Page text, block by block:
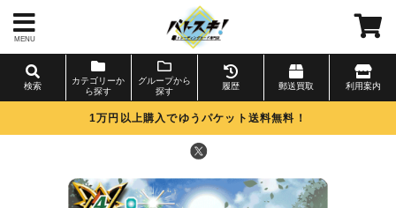
MENU
検索
カテゴリーか
ら探す
グループから
探す
履歴 郵送買取 利用案内
1万円以上購入でゆうパケット送料無料！